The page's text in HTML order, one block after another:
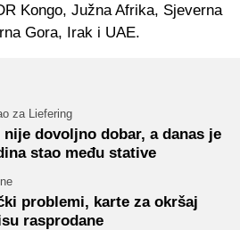
Kongo, Južna Afrika, Sjeverna
Gora, Irak i UAE.
za Liefering
dovoljno dobar, a danas je
stao među stative
problemi, karte za okršaj
rasprodane